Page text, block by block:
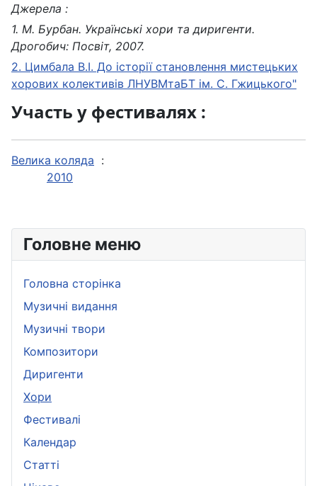
Головне меню
Головна сторінка
Музичні видання
Музичні твори
Композитори
Диригенти
Хори
Фестивалі
Календар
Статті
Джерела :
1. М. Бурбан. Українські хори та диригенти.
Дрогобич: Посвіт, 2007.
2. Цимбала В.І. До історії становлення мистецьких
хорових колективів ЛНУВМтаБТ ім. С. Гжицького"
Участь у фестивалях :
Велика коляда :
2010